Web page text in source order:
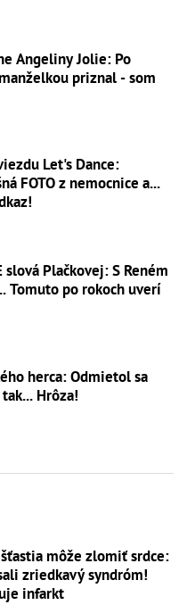
Angeliny Jolie: Po
priznal - som
Let's Dance:
FOTO z nemocnice a...
slová Plačkovej: S Reném
Tomuto po rokoch uverí
herca: Odmietol sa
Hrôza!
môže zlomiť srdce:
zriedkavý syndróm!
infarkt